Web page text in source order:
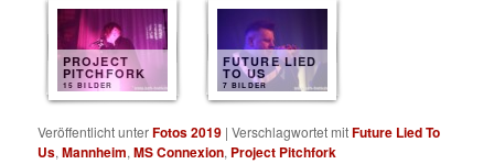
PROJECT
PITCHFORK
15 BILDER
FUTURE LIED
TO US
7 BILDER
Veröffentlicht unterFotos 2019 |Verschlagwortet mitFuture Lied To
Us,Mannheim,MS Connexion, Project Pitchfork